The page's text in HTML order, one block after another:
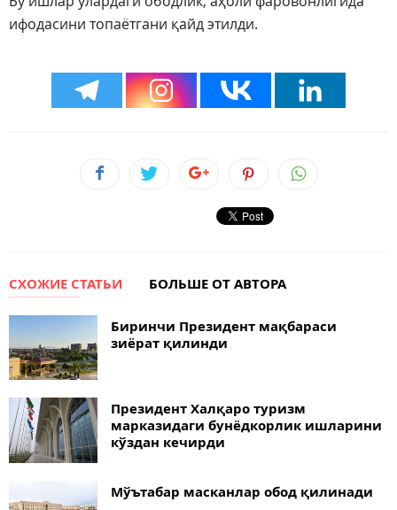
ифодасини топаётгани қайд этилди.
СХОЖИЕ СТАТЬИ БОЛЬШЕ ОТ АВТОРА
Биринчи Президент мақбараси
зиёрат қилинди
Президент Халқаро туризм
марказидаги бунёдкорлик ишларини
кўздан кечирди
Мўътабар масканлар обод қилинади